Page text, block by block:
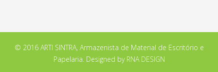
© 2016 ARTI SINTRA, Armazenista de Material de Escritório e
Papelaria. Designed by RNA DESIGN